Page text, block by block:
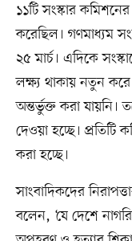
১১টি সংস্কার
করেছিল। গণমাধ্যম
২৫ মার্চ। এদিকে
লক্ষ্য থাকায় নতুন
অন্তর্ভুক্ত করা
দেওয়া হচ্ছে। প্রতিটি
করা হচ্ছে।
সাংবাদিকদের
বলেন, ‘যে দেশে